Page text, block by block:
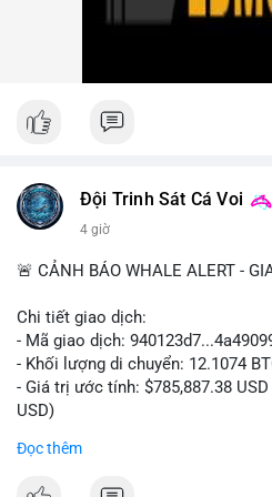
nhiều giao dịch lớn (từ 4 BTC đến
Xem chi tiết các bài viết đầy đủ
#ofacsanctions
Đội Trinh Sát Cá Voi
4 giờ
🚨 CẢNH BÁO WHALE ALERT -
Chi tiết giao dịch:
- Mã giao dịch:
- Khối lượng di chuyển: 12.1074
- Giá trị ước tính: $785,887.38
USD)
Đọc thêm